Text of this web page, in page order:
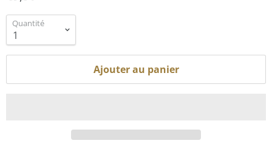
Quantité
Ajouter au panier